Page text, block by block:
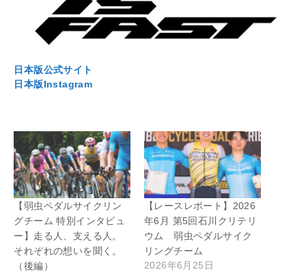
日本版公式サイト
日本版Instagram
【弱虫ペダルサイクリン
グチーム 特別インタビュ
ー】走る人、支える人。
それぞれの想いを聞く。
（後編）
【レースレポート】2026
年6月 第5回石川クリテリ
ウム 弱虫ペダルサイク
リングチーム
2026年6月25日